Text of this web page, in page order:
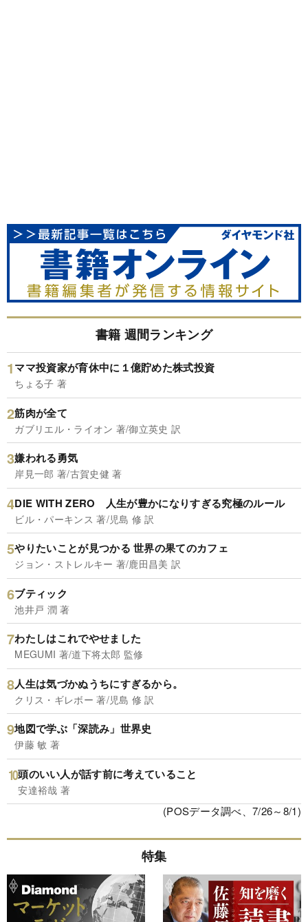
書籍 週間ランキング
ママ投資家が育休中に１億貯めた株式投資
ちょる子 著
筋肉が全て
ガブリエル・ライオン 著/御立英史 訳
嫌われる勇気
岸見一郎 著/古賀史健 著
DIE WITH ZERO 人生が豊かになりすぎる究極のルール
ビル・パーキンス 著/児島 修 訳
やりたいことが見つかる 世界の果てのカフェ
ジョン・ストレルキー 著/鹿田昌美 訳
ブティック
池井戸 潤 著
わたしはこれでやせました
MEGUMI 著/道下将太郎 監修
人生は気づかぬうちにすぎるから。
クリス・ギレボー 著/児島 修 訳
地図で学ぶ「深読み」世界史
伊藤 敏 著
頭のいい人が話す前に考えていること
安達裕哉 著
(POSデータ調べ、7/26～8/1)
特集